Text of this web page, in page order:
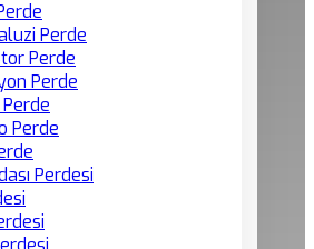
Perde
Perde
Perde
Perde
Perdesi